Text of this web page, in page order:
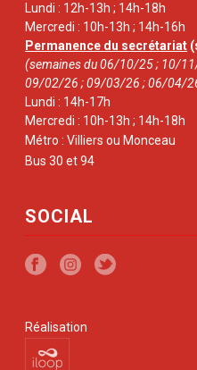
Lundi : 12h-13h ; 14h-18h
Mercredi : 10h-13h ; 14h-16h
Permanence du secrétariat
(semaines du 06/10/25 ; 10/
09/02/26 ; 09/03/26 ; 06/04/
Lundi : 14h-17h
Mercredi : 10h-13h ; 14h-18h
Métro : Villiers ou Monceau
Bus 30 et 94
SOCIAL
Réalisation